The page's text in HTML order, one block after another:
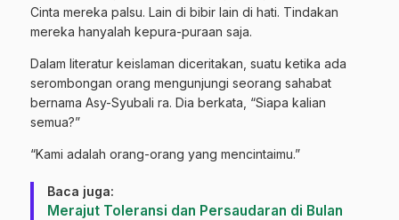
Cinta mereka palsu. Lain di bibir lain di hati. Tindakan
mereka hanyalah kepura-puraan saja.
Dalam literatur keislaman diceritakan, suatu ketika ada
serombongan orang mengunjungi seorang sahabat
bernama Asy-Syubali ra. Dia berkata, “Siapa kalian
semua?”
“Kami adalah orang-orang yang mencintaimu.”
Baca juga:
Merajut Toleransi dan Persaudaran di Bulan